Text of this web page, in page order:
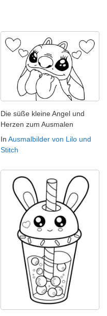
Die süße kleine Angel und
Herzen zum Ausmalen
In Ausmalbilder von Lilo und
Stitch